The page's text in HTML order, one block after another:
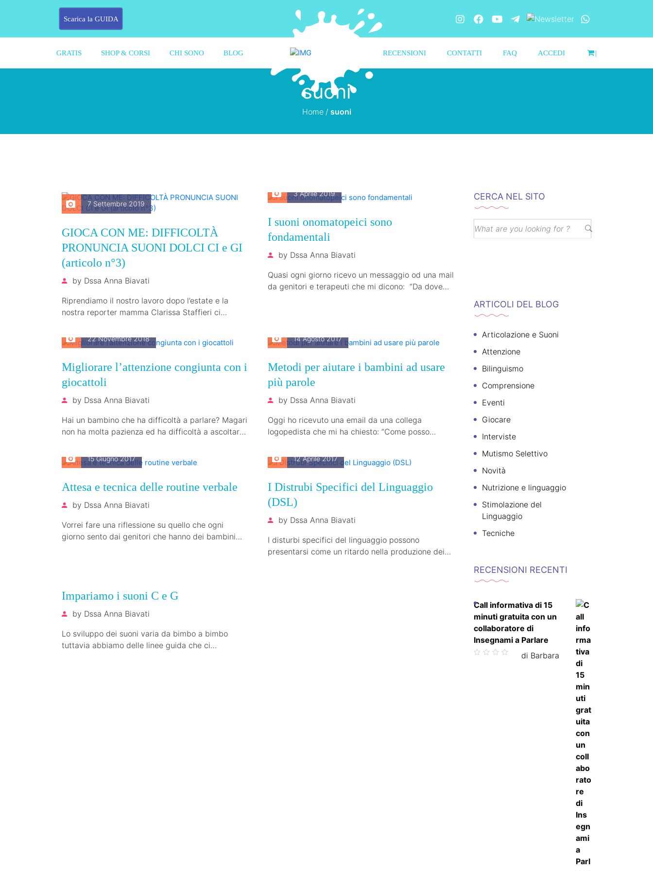
Scarica la GUIDA
GRATIS SHOP & CORSI CHI SONO BLOG RECENSIONI CONTATTI FAQ ACCEDI |
suoni
Home / suoni
7 Settembre 2019
GIOCA CON ME: DIFFICOLTÀ
PRONUNCIA SUONI DOLCI CI e GI
(articolo n°3)
by Dssa Anna Biavati
Riprendiamo il nostro lavoro dopo l’estate e la
nostra reporter mamma Clarissa Staffieri ci
3 Aprile 2019
I suoni onomatopeici sono
fondamentali
by Dssa Anna Biavati
Quasi ogni giorno ricevo un messaggio od una mail
da genitori e terapeuti che mi dicono: “Da dove
22 Novembre 2018
Migliorare l’attenzione congiunta con i
giocattoli
by Dssa Anna Biavati
Hai un bambino che ha difficoltà a parlare? Magari
non ha molta pazienza ed ha difficoltà a ascoltarti,
14 Agosto 2017
Metodi per aiutare i bambini ad usare
più parole
by Dssa Anna Biavati
Oggi ho ricevuto una email da una collega
logopedista che mi ha chiesto: “Come posso
15 Giugno 2017
Attesa e tecnica delle routine verbale
by Dssa Anna Biavati
Vorrei fare una riflessione su quello che ogni
giorno sento dai genitori che hanno dei bambini
12 Aprile 2017
I Distrubi Specifici del Linguaggio
(DSL)
by Dssa Anna Biavati
I disturbi specifici del linguaggio possono
presentarsi come un ritardo nella produzione dei
Impariamo i suoni C e G
by Dssa Anna Biavati
Lo sviluppo dei suoni varia da bimbo a bimbo
tuttavia abbiamo delle linee guida che ci
CERCA NEL SITO
ARTICOLI DEL BLOG
Articolazione e Suoni
Attenzione
Bilinguismo
Comprensione
Eventi
Giocare
Interviste
Mutismo Selettivo
Novità
Nutrizione e linguaggio
Stimolazione del
Linguaggio
Tecniche
RECENSIONI RECENTI
Call informativa di 15
minuti gratuita con un
collaboratore di
Insegnami a Parlare
Valutato di Barbara